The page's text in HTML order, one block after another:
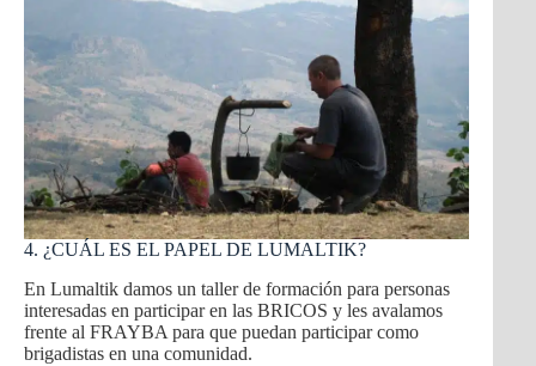
4. ¿CUÁL ES EL PAPEL DE LUMALTIK?
En Lumaltik damos un taller de formación para personas
interesadas en participar en las BRICOS y les avalamos
frente al FRAYBA para que puedan participar como
brigadistas en una comunidad.